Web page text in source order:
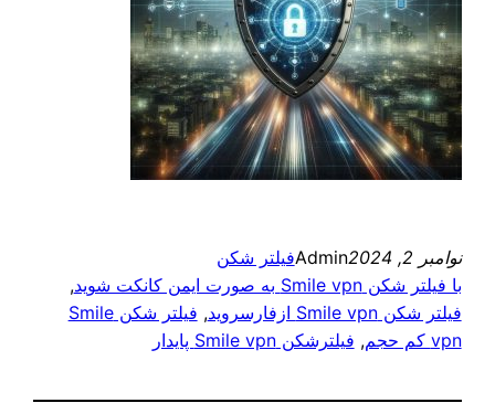
نوامبر 2, 2024 Adminفیلتر شکن
با فیلتر شکن Smile vpn به صورت ایمن کانکت شوید
,
فیلتر شکن Smile vpn ازفارسروید
,
فیلتر شکن Smile
vpn کم حجم
, فیلترشکن Smile vpn پایدار